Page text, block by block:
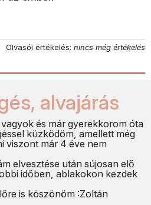
Olvasói értékelés: nincs még értékelés
alvajárás
és már gyerekkorom óta
küzködöm, amellett még
viszont már 4 éve nem
elvesztése után sújosan elő
időben, ablakokon kezdek
is köszönöm :Zoltán